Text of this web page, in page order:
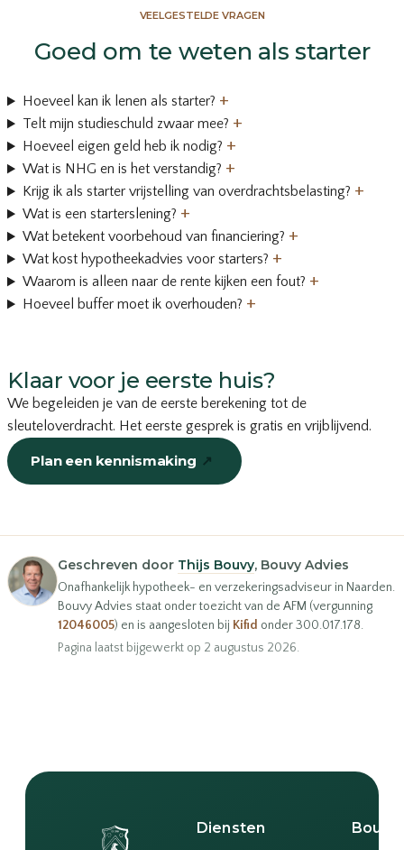
VEELGESTELDE VRAGEN
Goed om te weten als starter
Hoeveel kan ik lenen als starter? +
Telt mijn studieschuld zwaar mee? +
Hoeveel eigen geld heb ik nodig? +
Wat is NHG en is het verstandig? +
Krijg ik als starter vrijstelling van overdrachtsbelasting? +
Wat is een starterslening? +
Wat betekent voorbehoud van financiering? +
Wat kost hypotheekadvies voor starters? +
Waarom is alleen naar de rente kijken een fout? +
Hoeveel buffer moet ik overhouden? +
Klaar voor je eerste huis?
We begeleiden je van de eerste berekening tot de
sleuteloverdracht. Het eerste gesprek is gratis en vrijblijvend.
Plan een kennismaking ↗
Geschreven door Thijs Bouvy, Bouvy Advies
Onafhankelijk hypotheek- en verzekeringsadviseur in Naarden.
Bouvy Advies staat onder toezicht van de AFM (vergunning
12046005) en is aangesloten bij Kifid onder 300.017.178.
Pagina laatst bijgewerkt op 2 augustus 2026.
Diensten Bouvy